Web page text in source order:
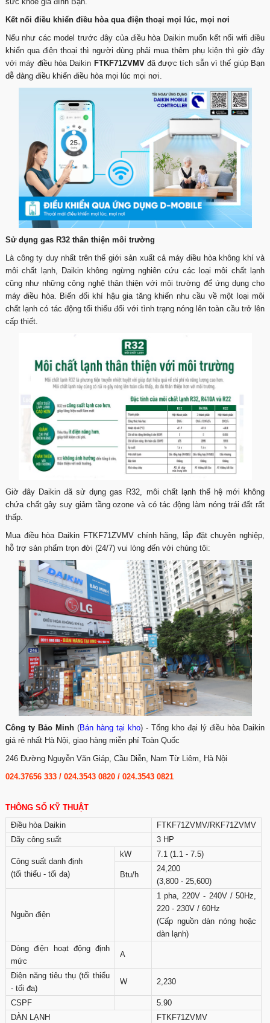
Kết nối điều khiển điều hòa qua điện thoại mọi lúc, mọi nơi
Nếu như các model trước đây của điều hòa Daikin muốn kết nối wifi điều
khiển qua điện thoại thì người dùng phải mua thêm phụ kiện thì giờ đây
với máy điều hòa Daikin FTKF71ZVMVđã được tích sẵn vì thế giúp Bạn
dễ dàng điều khiển điều hòa mọi lúc mọi nơi.
Sử dụng gas R32 thân thiện môi trường
Là công ty duy nhất trên thế giới sản xuất cả máy điều hòa không khí và
môi chất lạnh, Daikin không ngừng nghiên cứu các loại môi chất lạnh
cũng như những công nghệ thân thiện với môi trường để ứng dụng cho
máy điều hòa. Biến đổi khí hậu gia tăng khiến nhu cầu về một loại môi
chất lạnh có tác động tối thiểu đối với tình trạng nóng lên toàn cầu trở lên
cấp thiết.
Giờ đây Daikin đã sử dụng gas R32, môi chất lạnh thế hệ mới không
chứa chất gây suy giảm tầng ozone và có tác động làm nóng trái đất rất
thấp.
Mua điều hòa Daikin FTKF71ZVMV chính hãng, lắp đặt chuyên nghiệp,
hỗ trợ sản phẩm trọn đời (24/7) vui lòng đến với chúng tôi:
Công ty Bảo Minh (Bán hàng tại kho) - Tổng kho đại lý điều hòa Daikin
giá rẻ nhất Hà Nội, giao hàng miễn phí Toàn Quốc
246 Đường Nguyễn Văn Giáp, Cầu Diễn, Nam Từ Liêm, Hà Nội
024.37656 333 / 024.3543 0820 / 024.3543 0821
THÔNG SỐ KỸ THUẬT
Điều hòa Daikin
FTKF71ZVMV/RKF71ZVMV
Dãy công suất
3 HP
Công suất danh định
(tối thiểu - tối đa)
kW 7.1 (1.1 - 7.5)
Btu/h
24,200
(3,800 - 25,600)
Nguồn điện
1 pha, 220V - 240V / 50Hz,
220 - 230V / 60Hz
(Cấp nguồn dàn nóng hoặc
dàn lạnh)
Dòng điện hoạt động định
mức
A
Điện năng tiêu thụ (tối thiểu
- tối đa)
W 2,230
CSPF
5.90
DÀN LẠNH
FTKF71ZVMV